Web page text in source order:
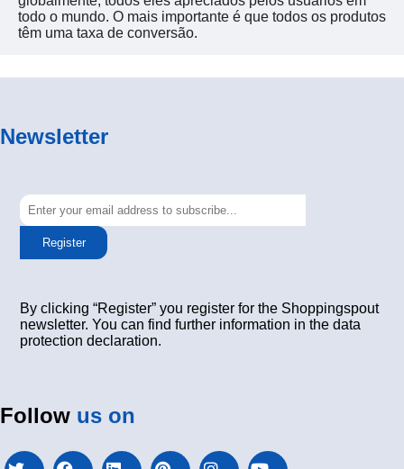
todo o mundo. O mais importante é que todos os produtos
têm uma taxa de conversão.
Newsletter
Register
By clicking “Register” you register for the Shoppingspout
newsletter. You can find further information in the data
protection declaration.
Follow us on